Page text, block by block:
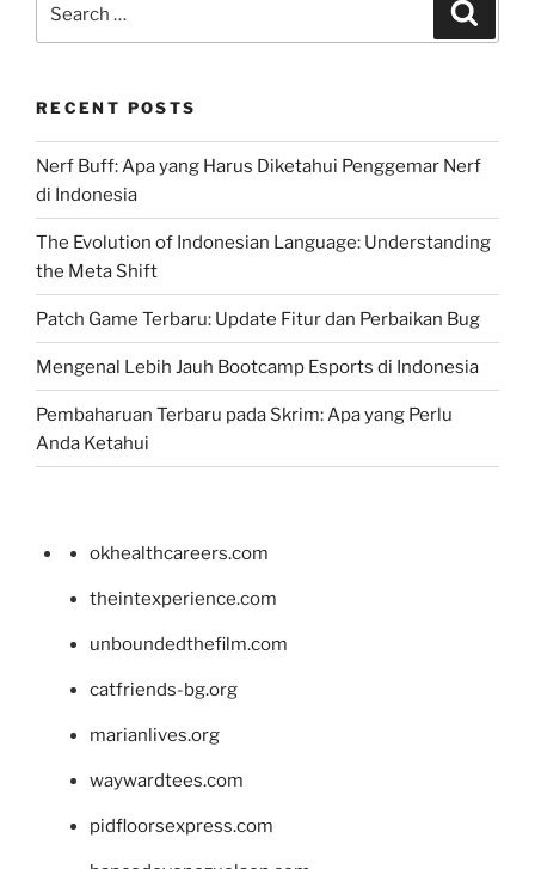
RECENT POSTS
Nerf Buff: Apa yang Harus Diketahui Penggemar Nerf
di Indonesia
The Evolution of Indonesian Language: Understanding
the Meta Shift
Patch Game Terbaru: Update Fitur dan Perbaikan Bug
Mengenal Lebih Jauh Bootcamp Esports di Indonesia
Pembaharuan Terbaru pada Skrim: Apa yang Perlu
Anda Ketahui
okhealthcareers.com
theintexperience.com
unboundedthefilm.com
catfriends-bg.org
marianlives.org
waywardtees.com
pidfloorsexpress.com